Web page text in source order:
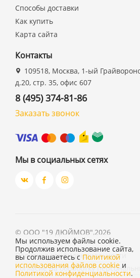
Способы доставки
Как купить
Карта сайта
Контакты
109518, Москва, 1-ый
д.20, стр. 35, офис 607
8 (495) 374-81-86
Заказать звонок
Мы в социальных сетях
© ООО "19 ДЮЙМОВ",2026
Политика конфиденциальности
Согласие на обработку
Мы используем файлы cookie.
Продолжив использование сайта,
вы соглашаетесь с Политикой
использования файлов cookie и
Политикой конфиденциальности.